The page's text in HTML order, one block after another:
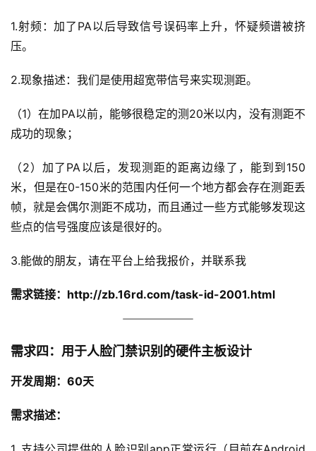
1.射频：加了PA以后导致信号误码率上升，怀疑频谱被挤
压。
2.现象描述：我们是使用超宽带信号来实现测距。
（1）在加PA以前，能够很稳定的测20米以内，没有测距不
成功的现象；
（2）加了PA以后，发现测距的距离边缘了，能到到150
米，但是在0-150米的范围内任何一个地方都会存在测距丢
帧，就是会偶尔测距不成功，而且通过一些方式能够发现这
些点的信号强度应该是很好的。
3.能做的朋友，请在平台上给我报价，并联系我
需求链接： http://zb.16rd.com/task-id-2001.html
需求四：用于人脸门禁识别的硬件主板设计
开发周期：60天
需求描述：